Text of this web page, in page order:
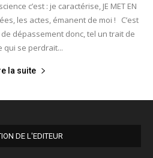
c’est : je caractérise, JE MET EN
les actes, émanent de moi ! C’est
dépassement donc, tel un trait de
qui se perdrait...
la suite
DE L'EDITEUR